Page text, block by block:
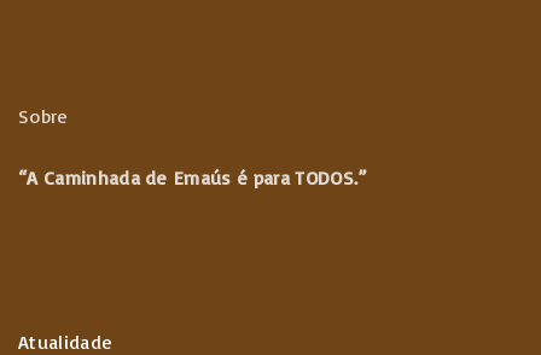
Sobre
“A Caminhada de Emaús é para TODOS.”
Atualidade